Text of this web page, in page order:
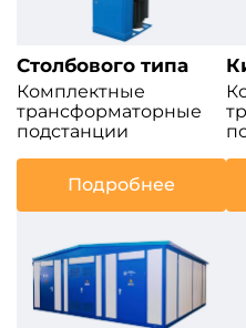
Столбового типа
Комплектные
трансформаторные
подстанции
Подробнее